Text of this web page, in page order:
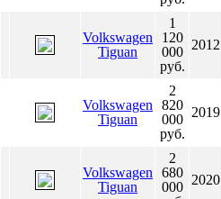
Volkswagen
Tiguan
1
120
000
руб.
2012
Volkswagen
Tiguan
2
820
000
руб.
2019
Volkswagen
Tiguan
2
680
000
2020